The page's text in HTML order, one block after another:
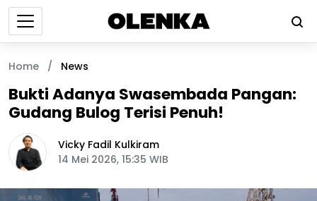
Home / News
Bukti Adanya Swasembada Pangan:
Gudang Bulog Terisi Penuh!
Vicky Fadil Kulkiram
14 Mei 2026, 15:35 WIB